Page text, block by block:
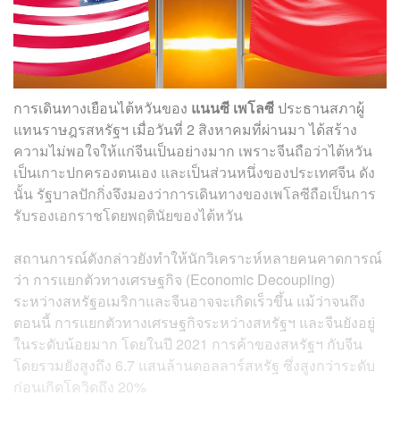
การเดินทางเยือนไต้หวันของ แนนซี เพโลซี ประธานสภาผู้
แทนราษฎรสหรัฐฯ เมื่อวันที่ 2 สิงหาคมที่ผ่านมา ได้สร้าง
ความไม่พอใจให้แก่จีนเป็นอย่างมาก เพราะจีนถือว่าไต้หวัน
เป็นเกาะปกครองตนเอง และเป็นส่วนหนึ่งของประเทศจีน ดัง
นั้น รัฐบาลปักกิ่งจึงมองว่าการเดินทางของเพโลซีถือเป็นการ
รับรองเอกราชโดยพฤตินัยของไต้หวัน
สถานการณ์ดังกล่าวยังทำให้นักวิเคราะห์หลายคนคาดการณ์
ว่า การแยกตัวทางเศรษฐกิจ (Economic Decoupling)
ระหว่างสหรัฐอเมริกาและจีนอาจจะเกิดเร็วขึ้น แม้ว่าจนถึง
ตอนนี้ การแยกตัวทางเศรษฐกิจระหว่างสหรัฐฯ และจีนยังอยู่
ในระดับน้อยมาก โดยในปี 2021 การค้าของสหรัฐฯ กับจีน
โดยรวมยังสูงถึง 6.7 แสนล้านดอลลาร์สหรัฐ ซึ่งสูงกว่าระดับ
ก่อนเกิดโควิดถึง 20%